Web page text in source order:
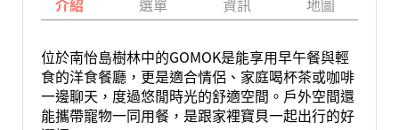
介紹 選單 資訊 地圖
位於南怡島樹林中的GOMOK是能享用早午餐與輕
食的洋食餐廳，更是適合情侶、家庭喝杯茶或咖啡
一邊聊天，度過悠閒時光的舒適空間。戶外空間還
能攜帶寵物一同用餐，是跟家裡寶貝一起出行的好